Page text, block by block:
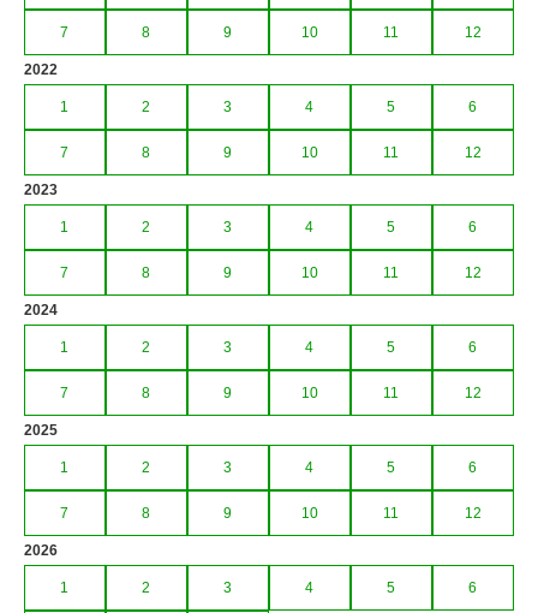
7 8 9 10 11 12
2022
1 2 3 4 5 6
7 8 9 10 11 12
2023
1 2 3 4 5 6
7 8 9 10 11 12
2024
1 2 3 4 5 6
7 8 9 10 11 12
2025
1 2 3 4 5 6
7 8 9 10 11 12
2026
1 2 3 4 5 6